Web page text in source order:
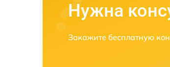
Нужна
Закажите бесплатную